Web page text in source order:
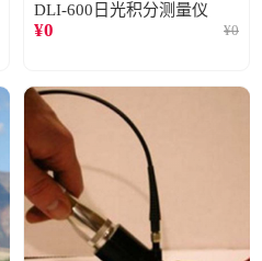
DLI-600日光积分测量仪
¥0 ¥0